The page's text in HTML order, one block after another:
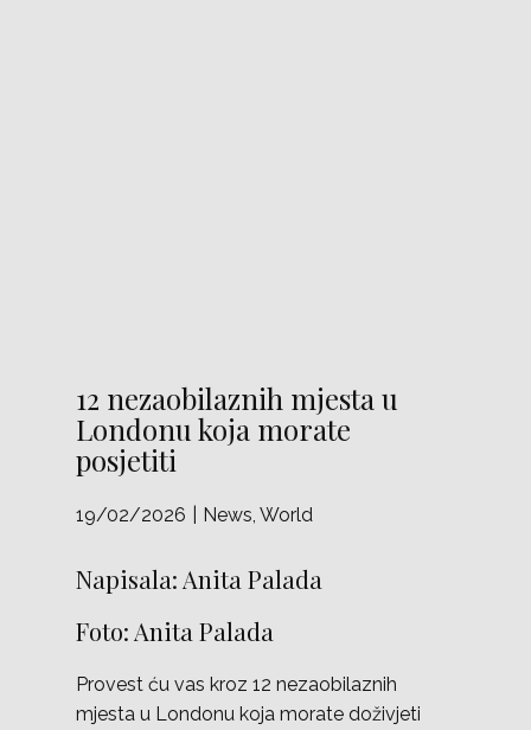
12 nezaobilaznih mjesta u
Londonu koja morate
posjetiti
19/02/2026 News, World
Napisala: Anita Palada
Foto: Anita Palada
Provest ću vas kroz 12 nezaobilaznih
mjesta u Londonu koja morate doživjeti